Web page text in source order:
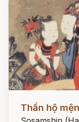
Đọc ngay
Thần hộ